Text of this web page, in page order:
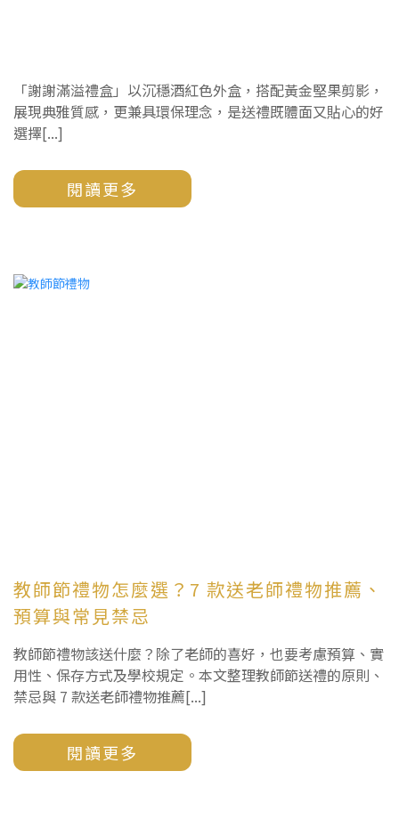
「謝謝滿溢禮盒」以沉穩酒紅色外盒，搭配黃金堅果剪影，
展現典雅質感，更兼具環保理念，是送禮既體面又貼心的好
選擇[...]
閱讀更多
教師節禮物怎麼選？7 款送老師禮物推薦、
預算與常見禁忌
教師節禮物該送什麼？除了老師的喜好，也要考慮預算、實
用性、保存方式及學校規定。本文整理教師節送禮的原則、
禁忌與 7 款送老師禮物推薦[...]
閱讀更多